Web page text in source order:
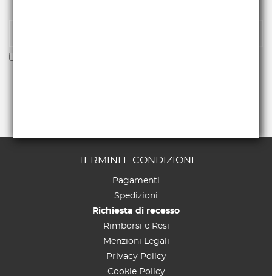
TERMINI E CONDIZIONI
Pagamenti
Spedizioni
Richiesta di recesso
Rimborsi e Resi
Menzioni Legali
Privacy Policy
Cookie Policy